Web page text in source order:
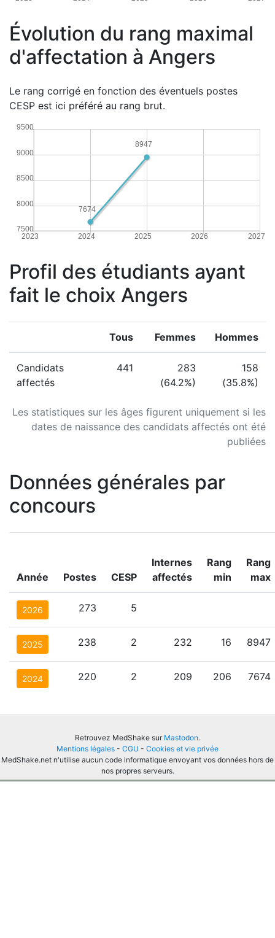
Évolution du rang maximal
d'affectation à Angers
Le rang corrigé en fonction des éventuels postes
CESP est ici préféré au rang brut.
2023 2024 2025 2026 2027
7500
8000
8500
9000
9500
8947
7674
Profil des étudiants ayant
fait le choix Angers
Les statistiques sur les âges figurent uniquement si les
dates de naissance des candidats affectés ont été
publiées
Tous Femmes Hommes
Candidats
affectés
441
283
(64.2%)
158
(35.8%)
Données générales par
concours
Année Postes CESP
Internes
affectés
Rang
min
Rang
max
2026 273 5
2025 238 2 232 16 8947
2024 220 2 209 206 7674
Retrouvez MedShake sur Mastodon.
Mentions légales - CGU - Cookies et vie privée
MedShake.net n'utilise aucun code informatique envoyant vos données hors de
nos propres serveurs.